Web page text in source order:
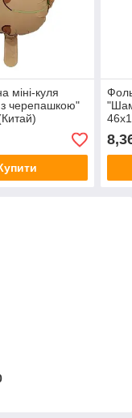
міні-куля
з черепашкою"